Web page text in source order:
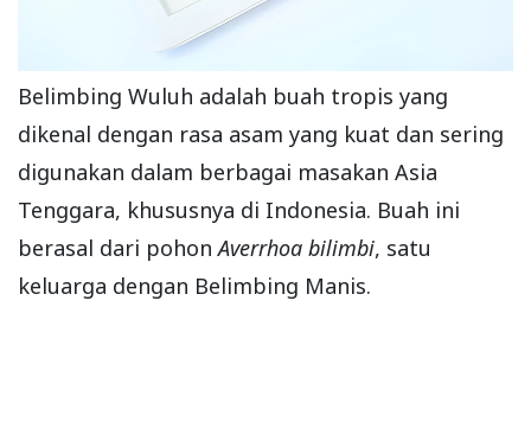
Belimbing Wuluh adalah buah tropis yang
dikenal dengan rasa asam yang kuat dan sering
digunakan dalam berbagai masakan Asia
Tenggara, khususnya di Indonesia. Buah ini
berasal dari pohonAverrhoa bilimbi, satu
keluarga dengan Belimbing Manis.